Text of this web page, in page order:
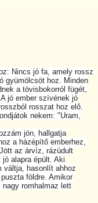
Nincs jó fa, amely rossz
gyümölcsöt hoz. Minden
a tövisbokorról fügét,
jó ember szívének jó
rosszat hoz elő.
nekem: "Uram,
jön, hallgatja
a házépítő emberhez,
az árvíz, rázúdult
alapra épült. Aki
hasonlít ahhoz
földre. Amikor
romhalmaz lett